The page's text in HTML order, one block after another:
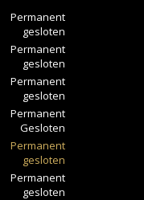
Permanent
gesloten
Permanent
gesloten
Permanent
gesloten
Permanent
Gesloten
Permanent
gesloten
Permanent
gesloten